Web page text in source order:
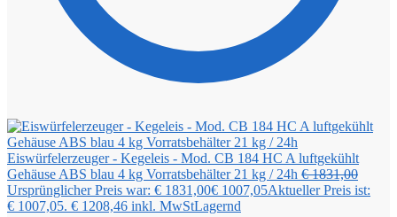
Eiswürfelerzeuger - Kegeleis - Mod. CB 184 HC A luftgekühlt
Gehäuse ABS blau 4 kg Vorratsbehälter 21 kg / 24h €1831,00
Ursprünglicher Preis war: € 1831,00€ 1007,05Aktueller Preis ist:
€ 1007,05. € 1208,46 inkl. MwStLagernd